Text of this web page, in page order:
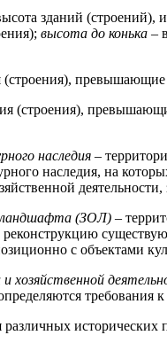
зданий (строений),
высота до конька –
(строения),
(строения),
наследия –
наследия, на
ландшафта (ЗОЛ) –
реконструкцию
с объектами
и хозяйственной
различных